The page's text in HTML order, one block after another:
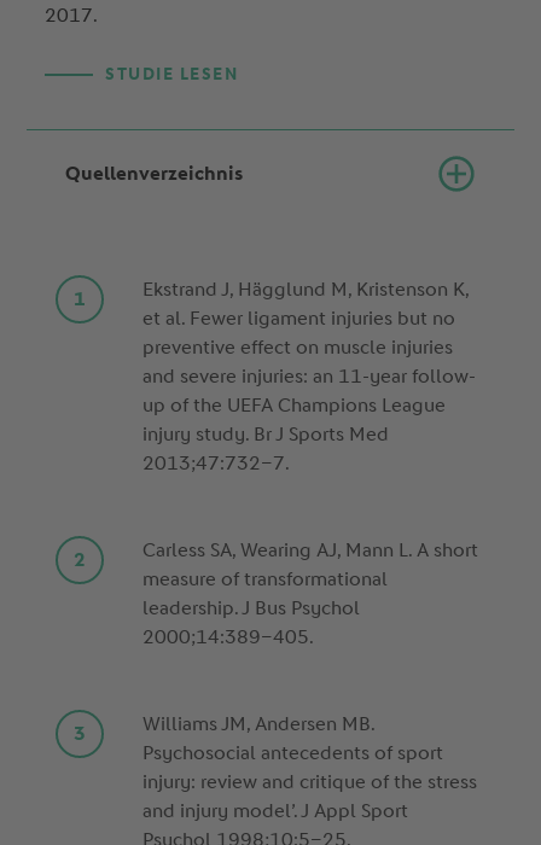
2017.
STUDIE LESEN
Quellenverzeichnis
Ekstrand J, Hägglund M, Kristenson K,
et al. Fewer ligament injuries but no
preventive effect on muscle injuries
and severe injuries: an 11-year follow-
up of the UEFA Champions League
injury study. Br J Sports Med
2013;47:732–7.
Carless SA, Wearing AJ, Mann L. A short
measure of transformational
leadership. J Bus Psychol
2000;14:389–405.
Williams JM, Andersen MB.
Psychosocial antecedents of sport
injury: review and critique of the stress
and injury model’. J Appl Sport
Psychol 1998;10:5–25.